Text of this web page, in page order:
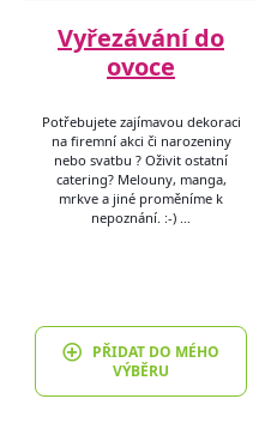
Vyřezávání do
ovoce
Potřebujete zajímavou dekoraci
na firemní akci či narozeniny
nebo svatbu ? Oživit ostatní
catering? Melouny, manga,
mrkve a jiné proměníme k
nepoznání. :-) …
PŘIDAT DO MÉHO
VÝBĚRU